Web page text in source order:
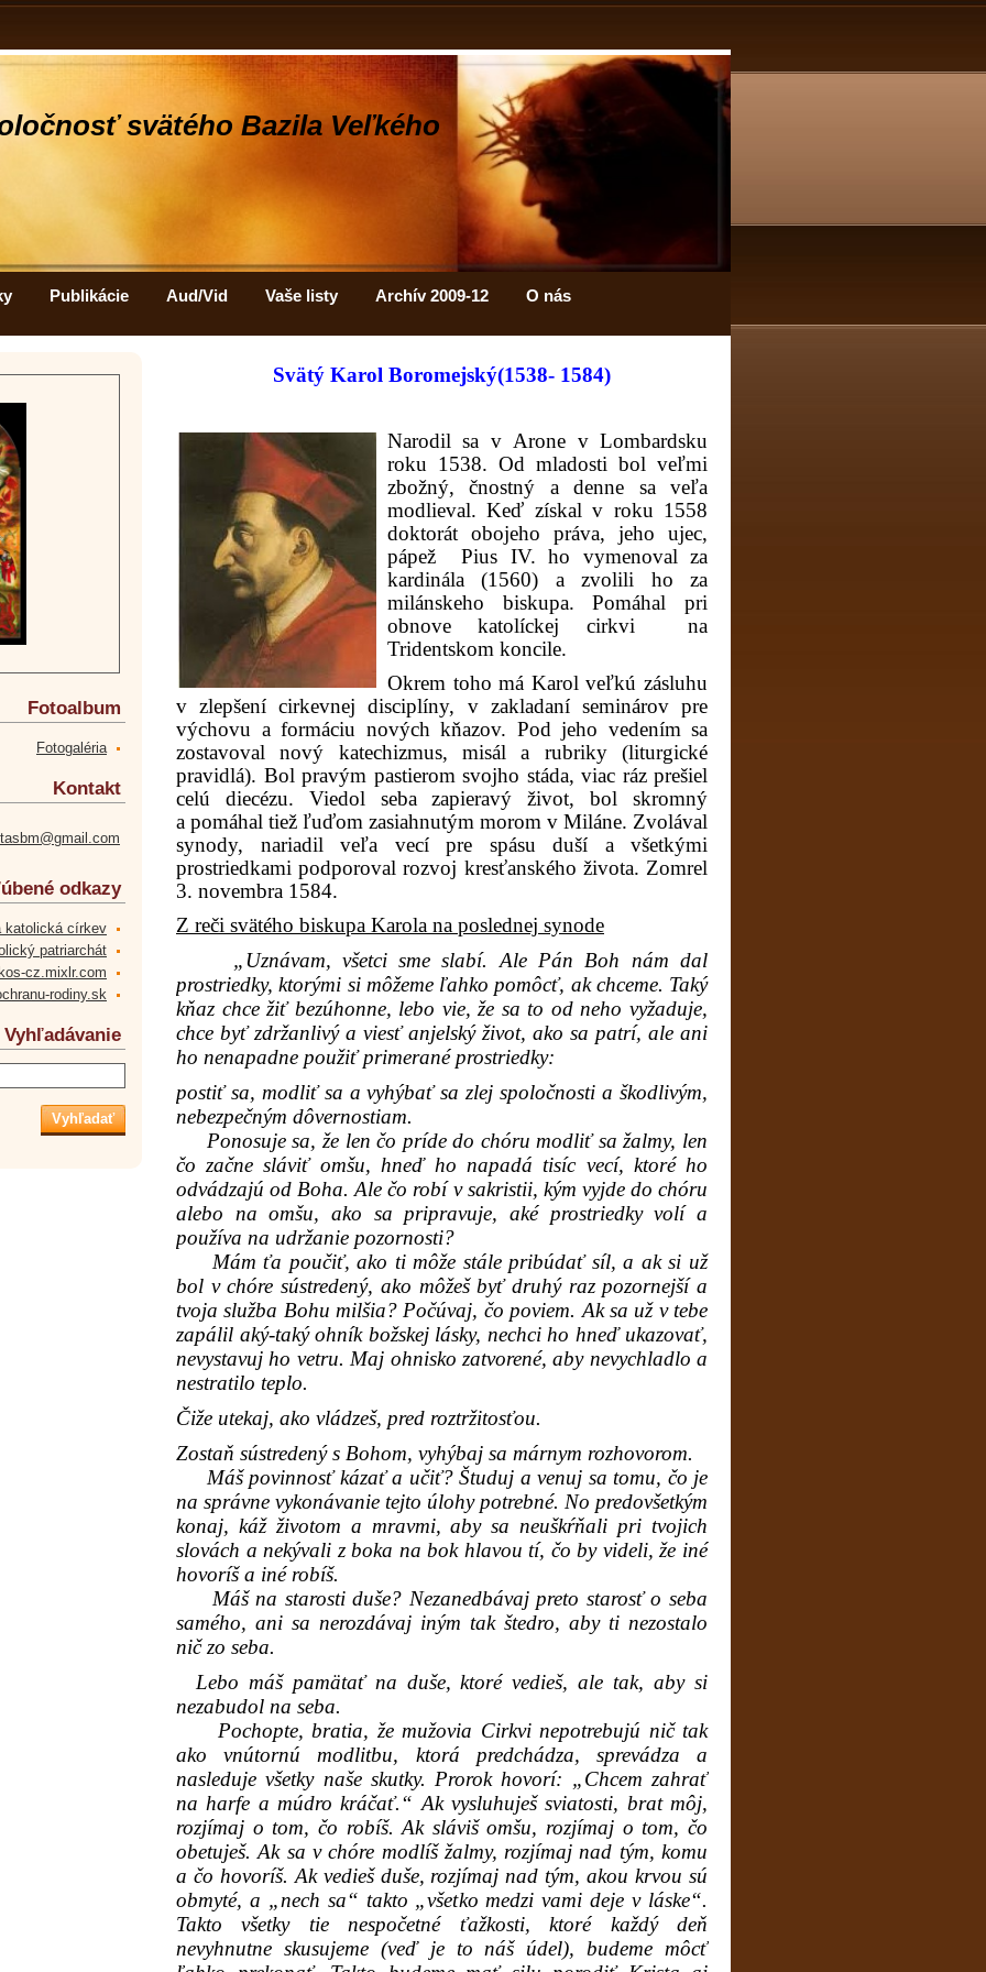
svätého Bazila Veľkého
Publikácie Aud/Vid Vaše listy Archív 2009-12 O nás
Svätý Karol Boromejský(1538- 1584)
Narodil sa v Arone v Lombardsku
roku 1538. Od mladosti bol veľmi
zbožný, čnostný a denne sa veľa
modlieval. Keď získal v roku 1558
doktorát obojeho práva, jeho ujec,
pápež
Pius IV. ho vymenoval za
kardinála (1560) a zvolili ho za
milánskeho biskupa. Pomáhal pri
obnove
katolíckej cirkvi
na
Tridentskom koncile.
Okrem toho má Karol veľkú zásluhu
v zlepšení cirkevnej disciplíny, v zakladaní seminárov pre
výchovu a formáciu nových kňazov. Pod jeho vedením sa
zostavoval nový katechizmus, misál a rubriky (liturgické
pravidlá). Bol pravým pastierom svojho stáda, viac ráz prešiel
celú diecézu. Viedol seba zapieravý život, bol skromný
a pomáhal tiež ľuďom zasiahnutým morom v Miláne. Zvolával
synody, nariadil veľa vecí pre spásu duší a všetkými
prostriedkami podporoval rozvoj kresťanského života. Zomrel
3. novembra 1584.
Z reči svätého biskupa Karola na poslednej synode
„Uznávam, všetci sme slabí. Ale Pán Boh nám dal
prostriedky, ktorými si môžeme ľahko pomôcť, ak chceme. Taký
kňaz chce žiť bezúhonne, lebo vie, že sa to od neho vyžaduje,
chce byť zdržanlivý a viesť anjelský život, ako sa patrí, ale ani
ho nenapadne použiť primerané prostriedky:
postiť sa, modliť sa a vyhýbať sa zlej spoločnosti a škodlivým,
nebezpečným dôvernostiam.
Ponosuje sa, že len čo príde do chóru modliť sa žalmy, len
čo začne sláviť omšu, hneď ho napadá tisíc vecí, ktoré ho
odvádzajú od Boha. Ale čo robí v sakristii, kým vyjde do chóru
alebo na omšu, ako sa pripravuje, aké prostriedky volí a
používa na udržanie pozornosti?
Mám ťa poučiť, ako ti môže stále pribúdať síl, a ak si už
bol v chóre sústredený, ako môžeš byť druhý raz pozornejší a
tvoja služba Bohu milšia? Počúvaj, čo poviem. Ak sa už v tebe
zapálil aký-taký ohník božskej lásky, nechci ho hneď ukazovať,
nevystavuj ho vetru. Maj ohnisko zatvorené, aby nevychladlo a
nestratilo teplo.
Čiže utekaj, ako vládzeš, pred roztržitosťou.
Zostaň sústredený s Bohom, vyhýbaj sa márnym rozhovorom.
Máš povinnosť kázať a učiť? Študuj a venuj sa tomu, čo je
na správne vykonávanie tejto úlohy potrebné. No predovšetkým
konaj, káž životom a mravmi, aby sa neuškŕňali pri tvojich
slovách a nekývali z boka na bok hlavou tí, čo by videli, že iné
hovoríš a iné robíš.
Máš na starosti duše? Nezanedbávaj preto starosť o seba
samého, ani sa nerozdávaj iným tak štedro, aby ti nezostalo
nič zo seba.
Lebo máš pamätať na duše, ktoré vedieš, ale tak, aby si
nezabudol na seba.
Pochopte, bratia, že mužovia Cirkvi nepotrebujú nič tak
ako vnútornú modlitbu, ktorá predchádza, sprevádza a
nasleduje všetky naše skutky. Prorok hovorí: „Chcem zahrať
na harfe a múdro kráčať.“ Ak vysluhuješ sviatosti, brat môj,
rozjímaj o tom, čo robíš. Ak sláviš omšu, rozjímaj o tom, čo
obetuješ. Ak sa v chóre modlíš žalmy, rozjímaj nad tým, komu
a čo hovoríš. Ak vedieš duše, rozjímaj nad tým, akou krvou sú
obmyté, a „nech sa“ takto „všetko medzi vami deje v láske“.
Takto všetky tie nespočetné ťažkosti, ktoré každý deň
nevyhnutne skusujeme (veď je to náš údel), budeme môcť
Fotoalbum
Fotogaléria
Kontakt
odkazy
katolická církev
patriarchát
cz.mixlr.com
rodiny.sk
Vyhľadávanie